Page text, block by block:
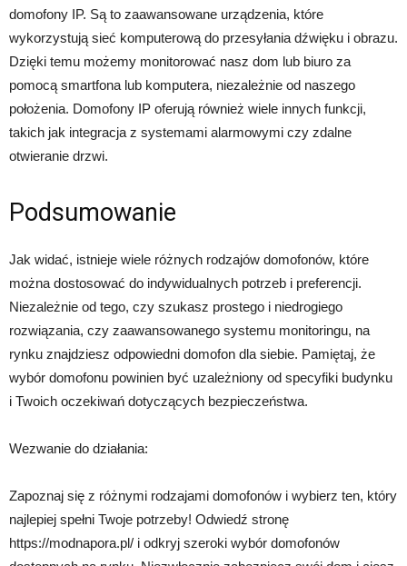
domofony IP. Są to zaawansowane urządzenia, które
wykorzystują sieć komputerową do przesyłania dźwięku i obrazu.
Dzięki temu możemy monitorować nasz dom lub biuro za
pomocą smartfona lub komputera, niezależnie od naszego
położenia. Domofony IP oferują również wiele innych funkcji,
takich jak integracja z systemami alarmowymi czy zdalne
otwieranie drzwi.
Podsumowanie
Jak widać, istnieje wiele różnych rodzajów domofonów, które
można dostosować do indywidualnych potrzeb i preferencji.
Niezależnie od tego, czy szukasz prostego i niedrogiego
rozwiązania, czy zaawansowanego systemu monitoringu, na
rynku znajdziesz odpowiedni domofon dla siebie. Pamiętaj, że
wybór domofonu powinien być uzależniony od specyfiki budynku
i Twoich oczekiwań dotyczących bezpieczeństwa.
Wezwanie do działania:
Zapoznaj się z różnymi rodzajami domofonów i wybierz ten, który
najlepiej spełni Twoje potrzeby! Odwiedź stronę
https://modnapora.pl/ i odkryj szeroki wybór domofonów